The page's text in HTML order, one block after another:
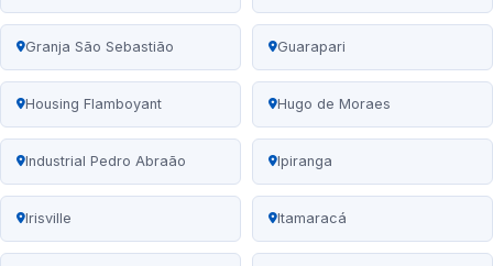
Granja São Sebastião Guarapari
Housing Flamboyant Hugo de Moraes
Industrial Pedro Abraão Ipiranga
Irisville Itamaracá